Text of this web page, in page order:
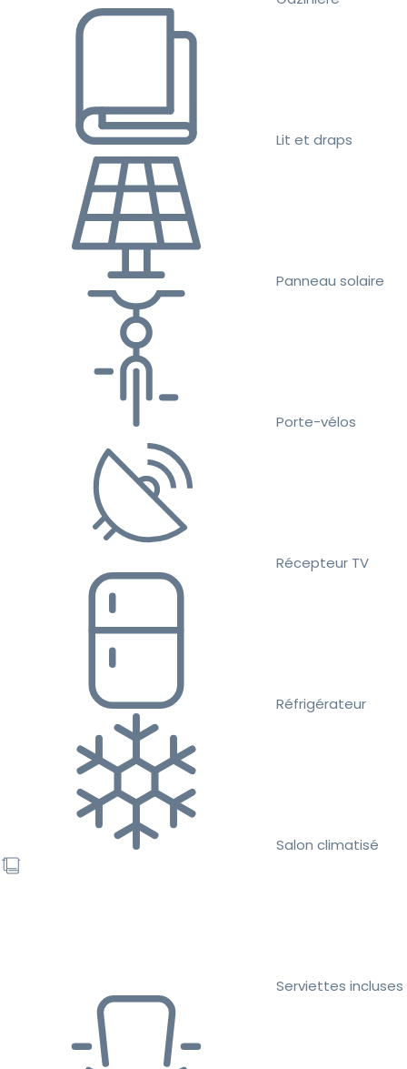
Lit et draps
Panneau solaire
Porte-vélos
Récepteur TV
Réfrigérateur
Salon climatisé
Serviettes incluses